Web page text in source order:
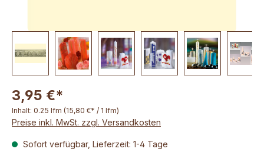
3,95 €*
Inhalt: 0.25 lfm (15,80 €* / 1 lfm)
Preise inkl. MwSt. zzgl. Versandkosten
Sofort verfügbar, Lieferzeit: 1-4 Tage